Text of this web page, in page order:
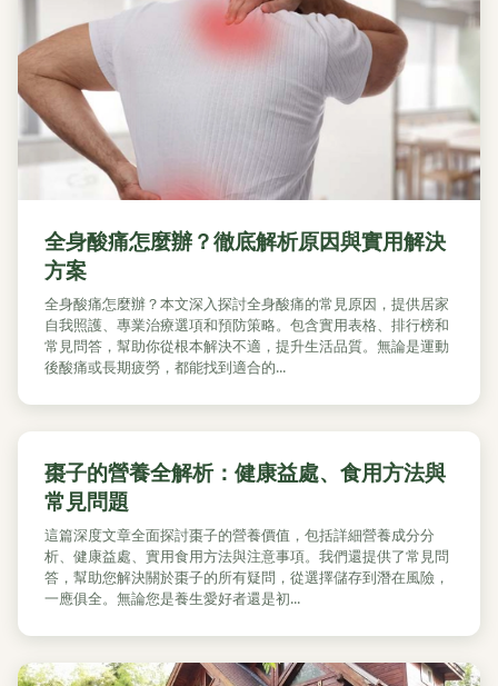
全身酸痛怎麼辦？徹底解析原因與實用解決
方案
全身酸痛怎麼辦？本文深入探討全身酸痛的常見原因，提供居家
自我照護、專業治療選項和預防策略。包含實用表格、排行榜和
常見問答，幫助你從根本解決不適，提升生活品質。無論是運動
後酸痛或長期疲勞，都能找到適合的...
棗子的營養全解析：健康益處、食用方法與
常見問題
這篇深度文章全面探討棗子的營養價值，包括詳細營養成分分
析、健康益處、實用食用方法與注意事項。我們還提供了常見問
答，幫助您解決關於棗子的所有疑問，從選擇儲存到潛在風險，
一應俱全。無論您是養生愛好者還是初...